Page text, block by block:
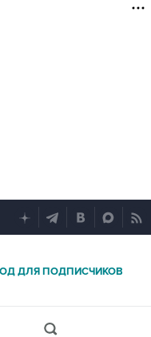
ДЛЯ ПОДПИСЧИКОВ